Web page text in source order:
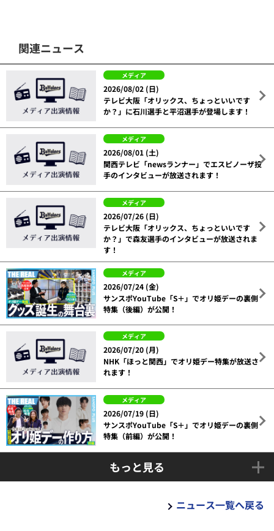
関連ニュース
メディア
2026/08/02 (日)
テレビ大阪「オリックス、ちょっといいです
か？」に石川選手と平沼選手が登場します！
メディア
2026/08/01 (土)
関西テレビ「newsランナー」でエスピノーザ投
手のインタビューが放送されます！
メディア
2026/07/26 (日)
テレビ大阪「オリックス、ちょっといいです
か？」で森友選手のインタビューが放送されま
す！
メディア
2026/07/24 (金)
サンスポYouTube「S＋」でオリ姫デーの裏側
特集（後編）が公開！
メディア
2026/07/20 (月)
NHK「ほっと関西」でオリ姫デー特集が放送さ
れます！
メディア
2026/07/19 (日)
サンスポYouTube「S＋」でオリ姫デーの裏側
特集（前編）が公開！
もっと見る
ニュース一覧へ戻る